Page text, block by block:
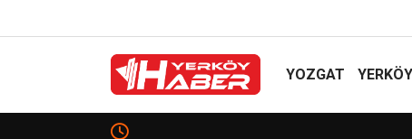
YOZGAT YERKÖY
Emniyet Genel Müdürlüğü 500 Sözleşmeli